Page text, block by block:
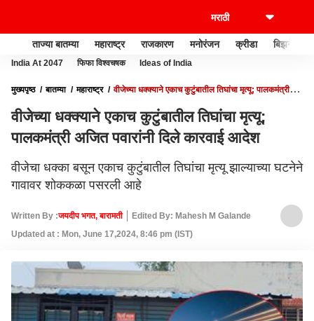
ताज्या बातम्या महाराष्ट्र राजकारण मनोरंजन क्रीडा बिझनेस
India At 2047 फिफा विश्वचषक Ideas of India
मुख्यपृष्ठ बातम्या महाराष्ट्र
वीजेच्या धक्क्याने एकाच कुटुंबातील तिघांचा मृत्यू; पालकमंत्री
वीजेच्या धक्क्याने एकाच कुटुंबातील तिघांचा मृत्यू;
पालकमंत्री अजित पवारांनी दिले कारवाई आदेश
वीजेचा धक्का बसून एकाच कुटुंबातील तिघांचा मृत्यू झाल्याच्या घटनेने
गावावर शोककळा पसरली आहे
Written By :जयदीप भगत, बारामती
Edited By: Mahesh M Galande
Updated at : Mon, June 17,2024, 8:46 pm (IST)